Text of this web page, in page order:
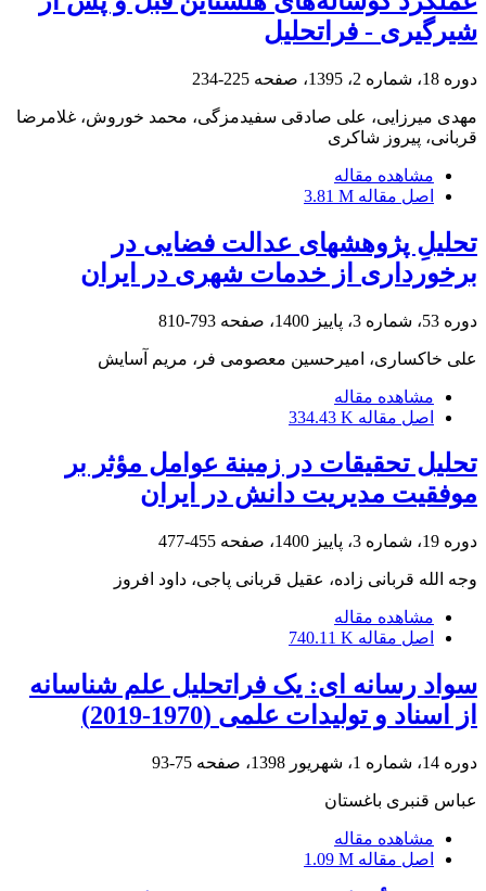
شیرگیری - فراتحلیل
دوره 18، شماره 2، 1395، صفحه 225-234
مهدی میرزایی، علی صادقی سفیدمزگی، محمد خوروش، غلامرضا
قربانی، پیروز شاکری
مشاهده مقاله
اصل مقاله 3.81 M
تحلیلِ پژوهش‏های عدالت فضایی در
برخورداری از خدمات شهری در ایران
دوره 53، شماره 3، پاییز 1400، صفحه 793-810
علی خاکساری، امیرحسین معصومی فر، مریم آسایش
مشاهده مقاله
اصل مقاله 334.43 K
تحلیل تحقیقات در زمینة عوامل مؤثر بر
موفقیت مدیریت دانش در ایران
دوره 19، شماره 3، پاییز 1400، صفحه 455-477
وجه الله قربانی زاده، عقیل قربانی پاجی، داود افروز
مشاهده مقاله
اصل مقاله 740.11 K
سواد رسانه ای: یک فراتحلیل علم شناسانه
از اسناد و تولیدات علمی (1970-2019)
دوره 14، شماره 1، شهریور 1398، صفحه 75-93
عباس قنبری باغستان
مشاهده مقاله
اصل مقاله 1.09 M